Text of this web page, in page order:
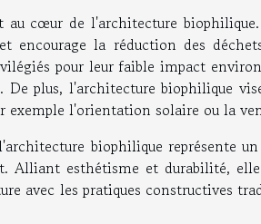
au cœur de l'architecture
encourage la réduction des
pour leur faible impact
De plus, l'architecture biophilique
exemple l'orientation solaire ou la
biophilique représente
Alliant esthétisme et durabilité,
avec les pratiques constructives